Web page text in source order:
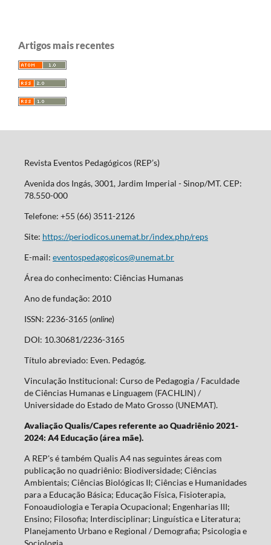
Artigos mais recentes
Revista Eventos Pedagógicos (REP’s)
Avenida dos Ingás, 3001, Jardim Imperial - Sinop/MT. CEP:
78.550-000
Telefone: +55 (66) 3511-2126
Site: https://periodicos.unemat.br/index.php/reps
E-mail: eventospedagogicos@unemat.br
Área do conhecimento: Ciências Humanas
Ano de fundação: 2010
ISSN: 2236-3165 (online)
DOI: 10.30681/2236-3165
Título abreviado: Even. Pedagóg.
Vinculação Institucional: Curso de Pedagogia / Faculdade
de Ciências Humanas e Linguagem (FACHLIN) /
Universidade do Estado de Mato Grosso (UNEMAT).
Avaliação Qualis/Capes referente ao Quadriênio 2021-
2024: A4 Educação (área mãe).
A REP's é também Qualis A4 nas seguintes áreas com
publicação no quadriênio: Biodiversidade; Ciências
Ambientais; Ciências Biológicas II; Ciências e Humanidades
para a Educação Básica; Educação Física, Fisioterapia,
Fonoaudiologia e Terapia Ocupacional; Engenharias III;
Ensino; Filosofia; Interdisciplinar; Linguística e Literatura;
Planejamento Urbano e Regional / Demografia; Psicologia e
Sociologia.